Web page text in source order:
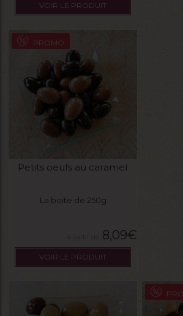
VOIR LE PRODUIT
PROMO
Petits oeufs au caramel
La boite de 250g
8,09€
VOIR LE PRODUIT